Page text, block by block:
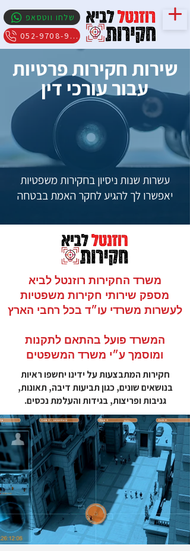
שלחו ווטסאפ
052-9708-909
עשרות שנות ניסיון בחקירות משפטיות
יאפשרו לך להגיע לחקר האמת בבטחה
שירות חקירות פרטיות
עבור עורכי דין
משרד החקירות רוזנטל לביא
מספק שירותי חקירות משפטיות
לעשרות משרדי עו״ד בכל רחבי הארץ
המשרד פועל בהתאם לתקנות
ומוסמך ע״י משרד המשפטים
חקירות המתבצעות על ידינו יחשפו ראיות
בנושאים שונים, כגון תביעות דיבה, תאונות,
גניבות ופריצות, בגידות והעלמת נכסים.